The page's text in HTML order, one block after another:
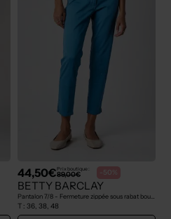
44,50€Prix boutique :
89,00€ -50%
BETTY BARCLAY
T : 36, 38, 48